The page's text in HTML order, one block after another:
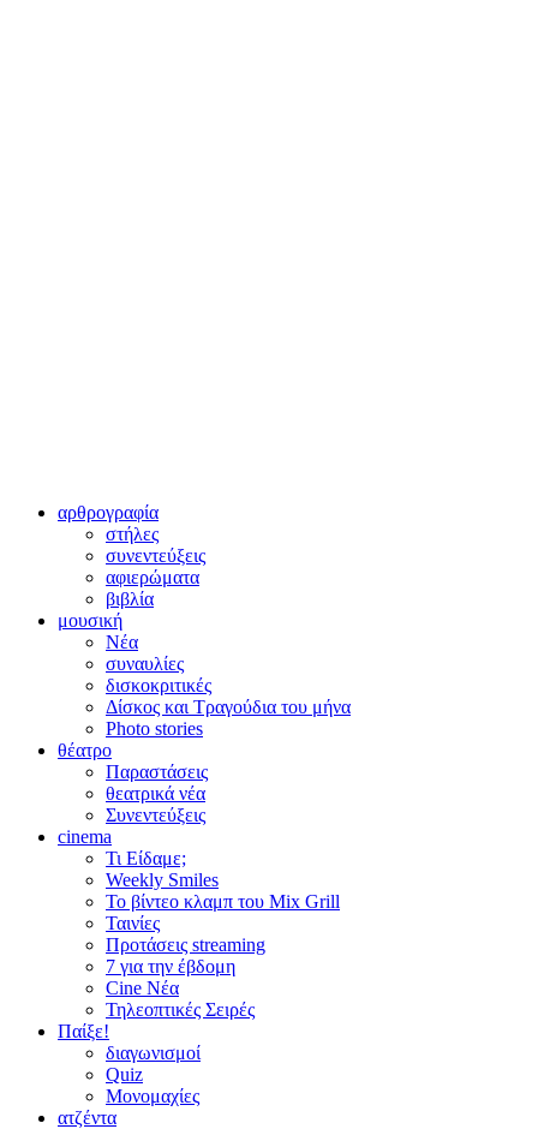
αρθρογραφία
στήλες
συνεντεύξεις
αφιερώματα
βιβλία
μουσική
Νέα
συναυλίες
δισκοκριτικές
Δίσκος και Τραγούδια του μήνα
Photo stories
θέατρο
Παραστάσεις
θεατρικά νέα
Συνεντεύξεις
cinema
Τι Είδαμε;
Weekly Smiles
Το βίντεο κλαμπ του Mix Grill
Ταινίες
Προτάσεις streaming
7 για την έβδομη
Cine Νέα
Τηλεοπτικές Σειρές
Παίξε!
διαγωνισμοί
Quiz
Μονομαχίες
ατζέντα